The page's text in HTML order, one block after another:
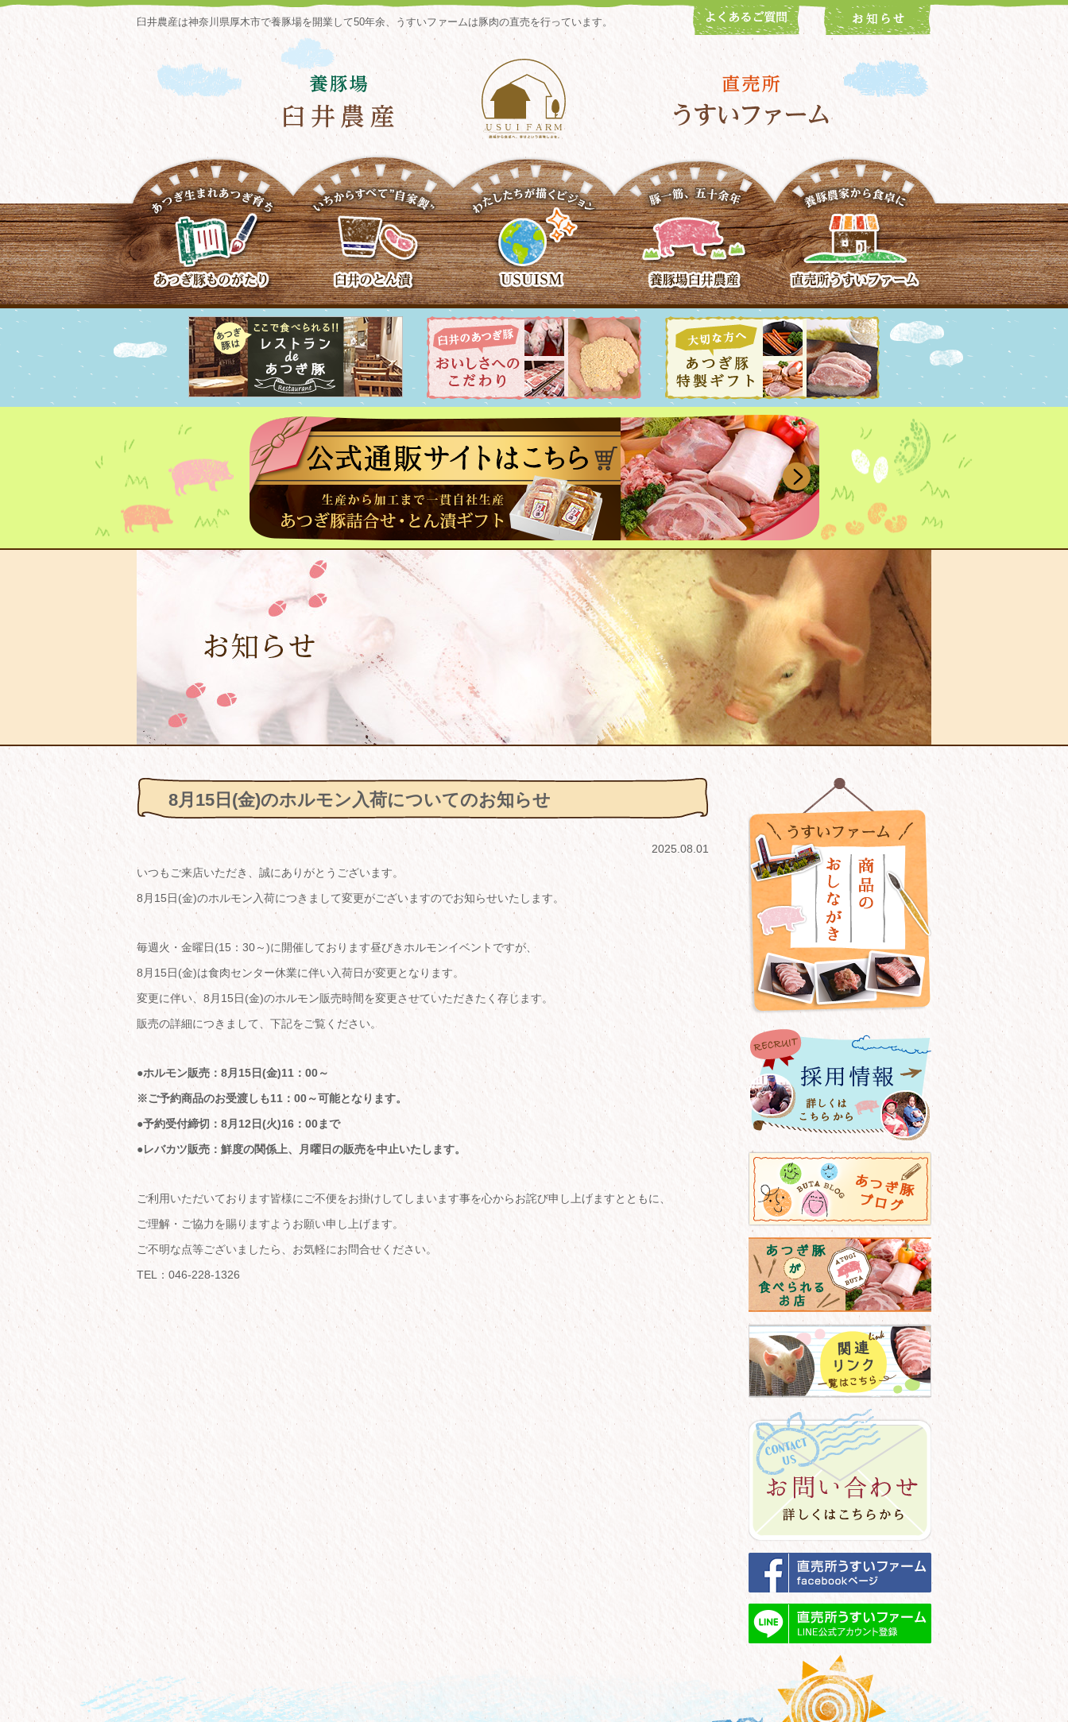
臼井農産は神奈川県厚木市で養豚場を開業して50年余、うすいファームは豚肉の直売を行っています。
8月15日(金)のホルモン入荷についてのお知らせ
2025.08.01
いつもご来店いただき、誠にありがとうございます。
8月15日(金)のホルモン入荷につきまして変更がございますのでお知らせいたします。
毎週火・金曜日(15：30～)に開催しております昼びきホルモンイベントですが、
8月15日(金)は食肉センター休業に伴い入荷日が変更となります。
変更に伴い、8月15日(金)のホルモン販売時間を変更させていただきたく存じます。
販売の詳細につきまして、下記をご覧ください。
●ホルモン販売：8月15日(金)11：00～
※ご予約商品のお受渡しも11：00～可能となります。
●予約受付締切：8月12日(火)16：00まで
●レバカツ販売： 鮮度の関係上、月曜日の販売を中止いたします。
ご利用いただいております皆様にご不便をお掛けしてしまいます事を心からお詫び申し上げますとともに、
ご理解・ご協力を賜りますようお願い申し上げます。
ご不明な点等ございましたら、お気軽にお問合せください。
TEL：046-228-1326